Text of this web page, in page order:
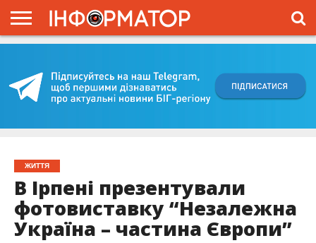
ПРОЄКТ
ЖИТТЯ
В Ірпені презентували
фотовиставку “Незалежна
Україна – частина Європи”